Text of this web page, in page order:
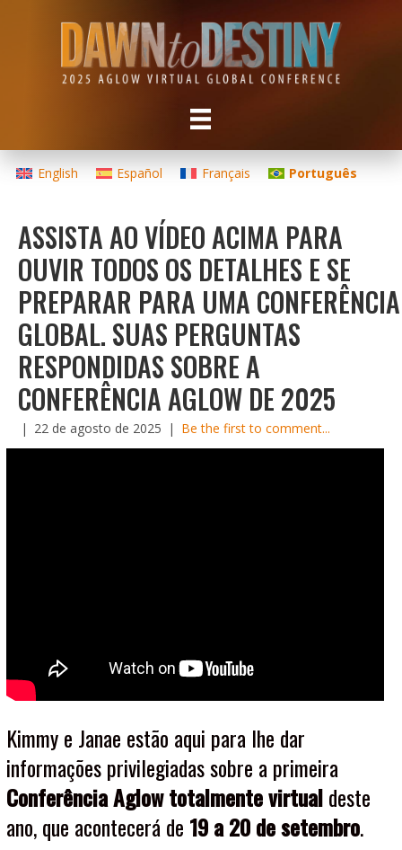
English Español Français Português
ASSISTA AO VÍDEO ACIMA PARA
OUVIR TODOS OS DETALHES E SE
PREPARAR PARA UMA CONFERÊNCIA
GLOBAL. SUAS PERGUNTAS
RESPONDIDAS SOBRE A
CONFERÊNCIA AGLOW DE 2025
| 22 de agosto de 2025 | Be the first to comment...
Kimmy e Janae estão aqui para lhe dar
informações privilegiadas sobre a primeira
Conferência Aglow totalmente virtualdeste
ano, que acontecerá de 19 a 20 de setembro.